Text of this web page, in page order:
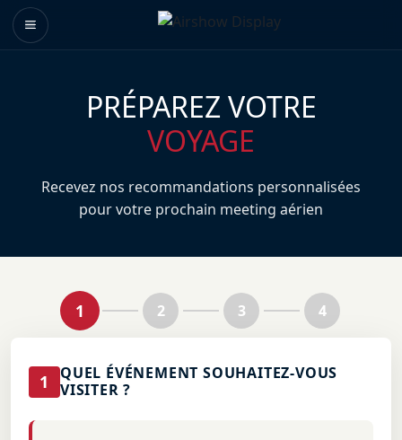
PRÉPAREZ VOTRE
VOYAGE
Recevez nos recommandations personnalisées
pour votre prochain meeting aérien
1 2 3 4
1
QUEL ÉVÉNEMENT SOUHAITEZ-VOUS
VISITER ?